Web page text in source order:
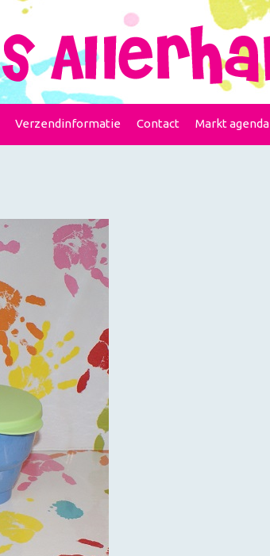
Verzendinformatie Contact Markt agenda